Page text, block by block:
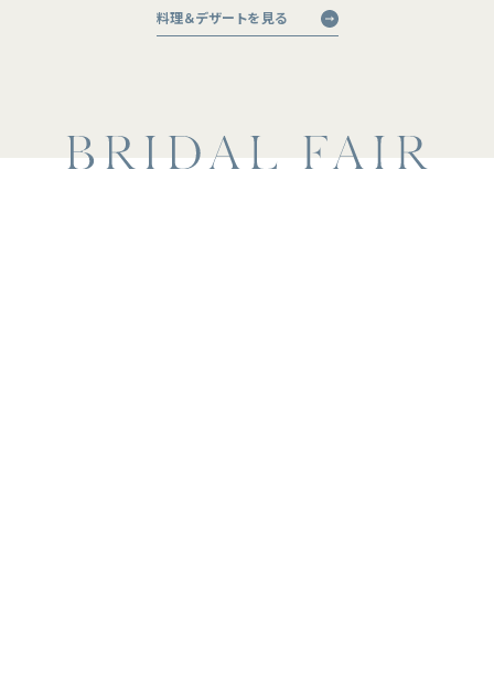
料理＆デザートを見る